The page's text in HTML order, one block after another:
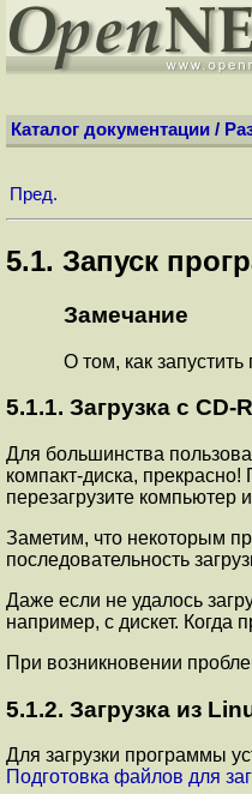
Каталог документации /
Пред.
5.1. Запуск
Замечание
О том, как
5.1.1. Загрузка с CD-
Для большинства
компакт-диска, прекрасно!
перезагрузите компьютер
Заметим, что некоторым
последовательность
Даже если не удалось
например, с дискет. Когда
При возникновении
5.1.2. Загрузка из
Для загрузки программы
Подготовка файлов для